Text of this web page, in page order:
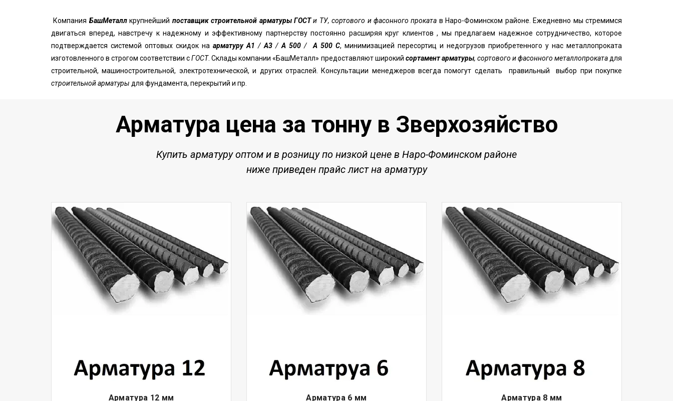
Компания БашМеталлкрупнейший поставщик строительной арматуры ГОСТи ТУ, сортового и фасонного проката в Наро-Фоминском районе. Ежедневно мы стремимся
двигаться вперед, навстречу к надежному и эффективному партнерству постоянно расширяя круг клиентов , мы предлагаем надежное сотрудничество, которое
подтверждается системой оптовых скидок на арматуру А1 / А3 / А 500 / А 500 С, минимизацией пересортиц и недогрузов приобретенного у нас металлопроката
изготовленного в строгом соответствии сГОСТ. Склады компании «БашМеталл» предоставляют широкий сортамент арматуры, сортового и фасонного металлопрокатадля
строительной, машиностроительной, электротехнической, и других отраслей. Консультации менеджеров всегда помогут сделать правильный выбор при покупке
строительной арматуры для фундамента, перекрытий и пр.
Арматура цена за тонну в Зверхозяйство
Купить арматуруоптом и в розницу по низкой цене в Наро-Фоминском районе
ниже приведен прайс лист на арматуру
Арматура 12 мм Арматура 6 мм Арматура 8 мм